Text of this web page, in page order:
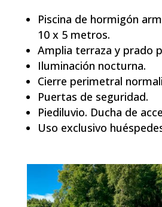
Piscina de hormigón
10 x 5 metros.
Amplia terraza y prado
Iluminación nocturna.
Cierre perimetral
Puertas de seguridad.
Piediluvio. Ducha de
Uso exclusivo